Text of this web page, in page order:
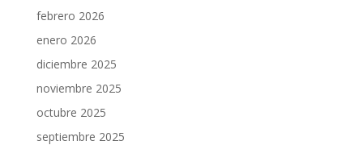
febrero 2026
enero 2026
diciembre 2025
noviembre 2025
octubre 2025
septiembre 2025